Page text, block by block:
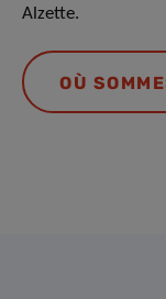
Alzette.
OÙ